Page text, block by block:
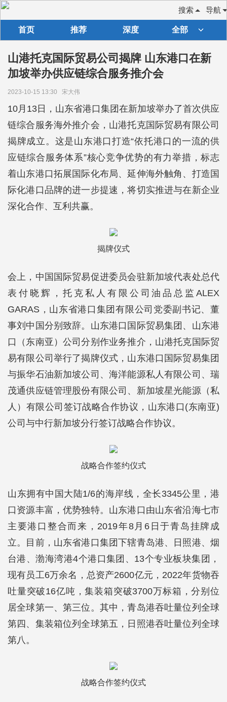
导航
搜索
首页 推荐 深度 全部
山港托克国际贸易公司揭牌 山东港口在新
加坡举办供应链综合服务推介会
2023-10-15 13:30 宋大伟
10月13日，山东省港口集团在新加坡举办了首次供应
链综合服务海外推介会，山港托克国际贸易有限公司
揭牌成立。这是山东港口打造“依托港口的一流的供
应链综合服务体系”核心竞争优势的有力举措，标志
着山东港口拓展国际化布局、延伸海外触角、打造国
际化港口品牌的进一步提速，将切实推进与在新企业
深化合作、互利共赢。
揭牌仪式
会上，中国国际贸易促进委员会驻新加坡代表处总代
表付晓辉，托克私人有限公司油品总监ALEX
GARAS，山东省港口集团有限公司党委副书记、董
事刘中国分别致辞。山东港口国际贸易集团、山东港
口（东南亚）公司分别作业务推介，山港托克国际贸
易有限公司举行了揭牌仪式，山东港口国际贸易集团
与振华石油新加坡公司、海洋能源私人有限公司、瑞
茂通供应链管理股份有限公司、新加坡星光能源（私
人）有限公司签订战略合作协议，山东港口(东南亚)
公司与中行新加坡分行签订战略合作协议。
战略合作签约仪式
山东拥有中国大陆1/6的海岸线，全长3345公里，港
口资源丰富，优势独特。山东港口由山东省沿海七市
主要港口整合而来，2019年8月6日于青岛挂牌成
立。目前，山东省港口集团下辖青岛港、日照港、烟
台港、渤海湾港4个港口集团、13个专业板块集团，
现有员工6万余名，总资产2600亿元，2022年货物吞
吐量突破16亿吨，集装箱突破3700万标箱，分别位
居全球第一、第三位。其中，青岛港吞吐量位列全球
第四、集装箱位列全球第五，日照港吞吐量位列全球
第八。
战略合作签约仪式